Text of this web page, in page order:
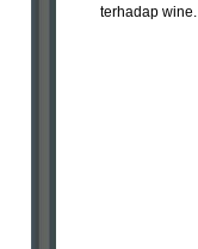
terhadap wine.